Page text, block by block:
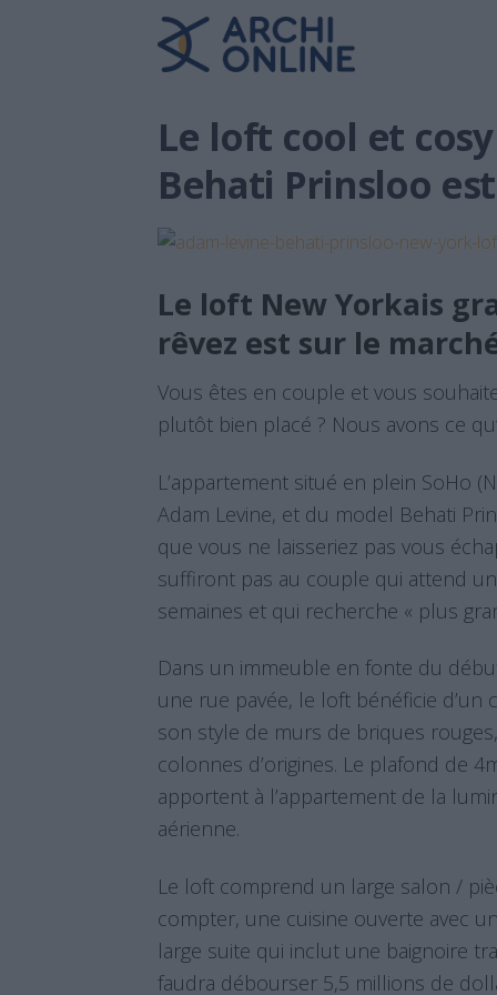
Le loft cool et
Behati Prinsloo
Le loft New Yorkais
rêvez est sur le
Vous êtes en couple et vous
plutôt bien placé ? Nous avons ce
L’appartement situé en plein SoHo
Adam Levine, et du model Behati
que vous ne laisseriez pas vous
suffiront pas au couple qui attend
semaines et qui recherche « plus
Dans un immeuble en fonte du
une rue pavée, le loft bénéficie d’un
son style de murs de briques
colonnes d’origines. Le plafond de
apportent à l’appartement de la
aérienne.
Le loft comprend un large salon /
compter, une cuisine ouverte avec
large suite qui inclut une baignoire
faudra débourser 5,5 millions de